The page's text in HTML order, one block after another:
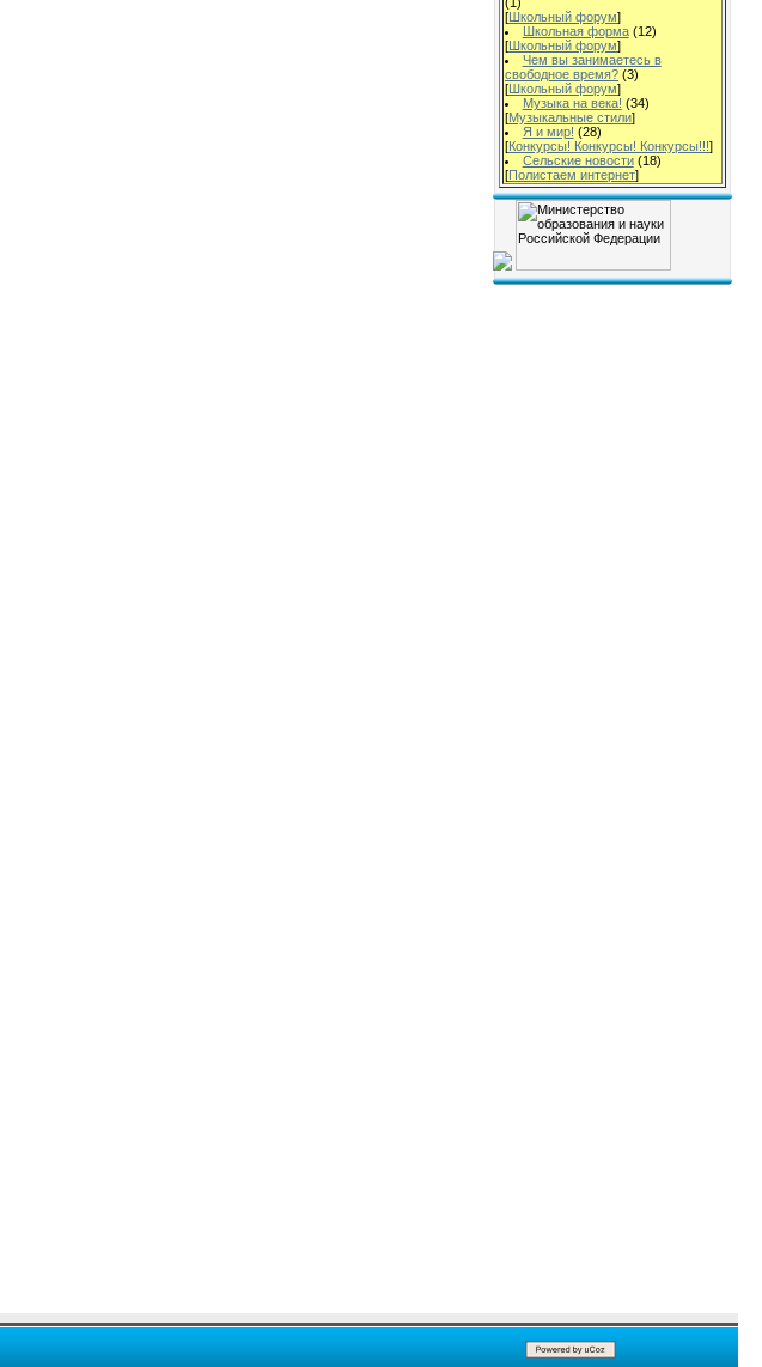
(1)
[Школьный форум]
Школьная форма (12)
[Школьный форум]
Чем вы занимаетесь в
свободное время? (3)
[Школьный форум]
Музыка на века! (34)
[Музыкальные стили]
Я и мир! (28)
[Конкурсы! Конкурсы! Конкурсы!!!]
Сельские новости (18)
[Полистаем интернет]